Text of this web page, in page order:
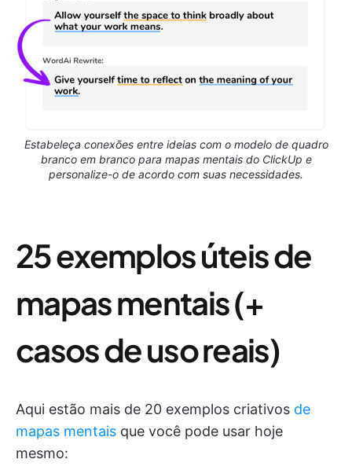
Estabeleça conexões entre ideias com o modelo de quadro
branco em branco para mapas mentais do ClickUp e
personalize-o de acordo com suas necessidades.
25 exemplos úteis de
mapas mentais (+
casos de uso reais)
Aqui estão mais de 20 exemplos criativos de
mapas mentais que você pode usar hoje
mesmo: